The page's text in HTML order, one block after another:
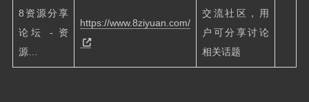
8资源分享
论坛 - 资
源…
https://www.8ziyuan.com/
交流社区，用
户可分享讨论
相关话题